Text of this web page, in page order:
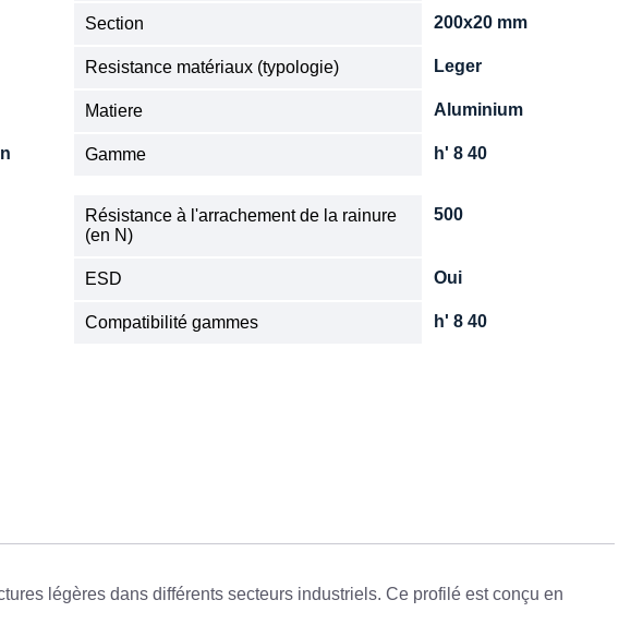
Section 200x20 mm
Resistance matériaux (typologie) Leger
Matiere Aluminium
Gamme h' 8 40
Résistance à l'arrachement de la rainure
(en N)
500
ESD Oui
Compatibilité gammes h' 8 40
légères dans différents secteurs industriels. Ce profilé est conçu en